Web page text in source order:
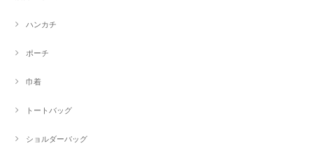
ハンカチ
ポーチ
巾着
トートバッグ
ショルダーバッグ